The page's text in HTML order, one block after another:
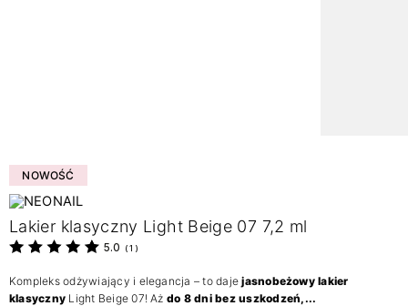
NOWOŚĆ
Lakier klasyczny Light Beige 07 7,2 ml
5.0 ( 1 )
Kompleks odżywiający i elegancja – to dajejasnobeżowy lakier
klasyczny Light Beige 07! Aż do 8 dni bez uszkodzeń,...